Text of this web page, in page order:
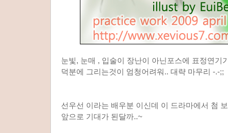
눈빛, 눈매 , 입술이 장난이 아닌포스에 표정연기
덕분에 그리는것이 엄청어려워.. 대략 마무리 -.-;;
선우선 이라는 배우분 이신데 이 드라마에서 첨
앞으로 기대가 된달까..~